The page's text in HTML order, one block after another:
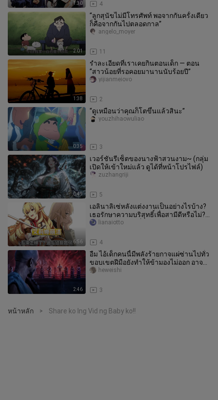
1:30 4
2:01
“ลูกสุนัขไม่มีโทรศัพท์ พอจากกันครั้งเดียว
ก็คือจากกันไปตลอดกาล”
11
angelo_moyer
1:38
รำละเอียดที่เราเคยกินตอนเด็ก — ตอน
“สาวน้อยที่รอคอยมานานนับร้อยปี”
2
yijianmeiovo
0:35
“ดูเหมือนว่าคุณก็โตขึ้นแล้วสินะ”
3
youzhihaowuliao
0:49
เวอร์ชันรีเซ็ตของนางฟ้าสวนงาม~ (กลุ่ม
เปิดให้เข้าใหม่แล้ว ดูได้ที่หน้าโปรไฟล์)
5
zuzhangriji
6:56
เอลินาลิเซ่หลังแต่งงานเป็นอย่างไรบ้าง?
เธอรักษาความบริสุทธิ์เพื่อสามีดีหรือไม่?
แล้วตอนจบของเรื่องจะ
4
lianaiotto
2:46
อืม ไอ้เด็กคนนี้มีพลังร้ายกาจแผ่ซ่านไปทั่ว
ขอบเขตฝีมือยังทำให้ข้ามองไม่ออก อาจ
แอบเหนือกว่าข้าเสียด้ว
3
heweishi
หน้าหลัก > Share ko lng Vid ng Baby ko!!